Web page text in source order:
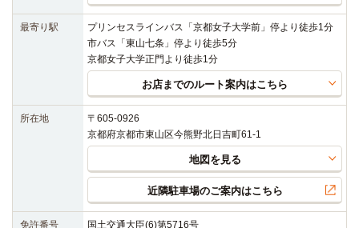
最寄り駅
プリンセスラインバス「京都女子大学前」停より徒歩1分
市バス「東山七条」停より徒歩5分
京都女子大学正門より徒歩1分
お店までのルート案内はこちら
所在地
〒605-0926
京都府京都市東山区今熊野北日吉町61-1
地図を見る
近隣駐車場のご案内はこちら
免許番号 国土交通大臣(6)第5716号